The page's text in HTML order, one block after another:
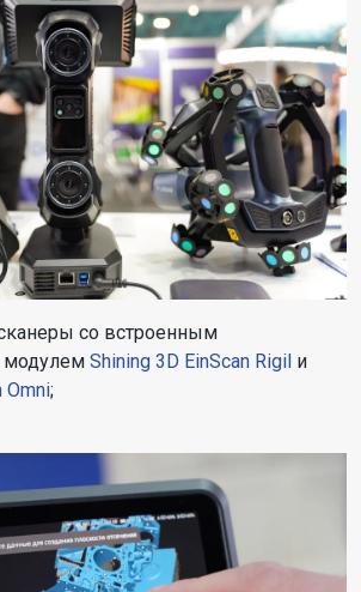
со встроенным
модулем Shining 3D EinScan Rigil и
Omni;